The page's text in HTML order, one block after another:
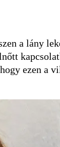
a lány
ezen a